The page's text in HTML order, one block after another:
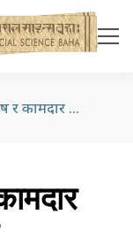
कोरोना भाइरस कोष र कामदार उद्धार कोषमा म्यानपावर व्यवसायीको एक–एक करोड सहयोग